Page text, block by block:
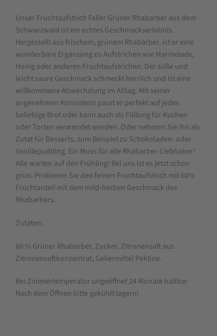
Fruchtaufstrich
Rhabarber
in
Grün
320
g,
wie
hausgemacht!
Unser Fruchtaufstrich Faller Grüner Rhabarber aus dem
Schwarzwald ist ein echtes Geschmackserlebnis.
Hergestellt aus frischem, grünem Rhabarber, ist er eine
wunderbare Ergänzung zu Aufstrichen wie Marmelade,
Honig oder anderen Fruchtaufstrichen. Der süße und
leicht saure Geschmack schmeckt herrlich und ist eine
willkommene Abwechslung im Alltag. Mit seiner
angenehmen Konsistenz passt er perfekt auf jedes
beliebige Brot oder kann auch als Füllung für Kuchen
oder Torten verwendet werden. Oder nehmen Sie ihn als
Zutat für Desserts, zum Beispiel zu Schokoladen- oder
Vanillepudding. Ein Muss für alle Rhabarber-Liebhaber!
Alle warten auf den Frühling! Bei uns ist es jetzt schon
grün. Probieren Sie den feinen Fruchtaufstrich mit 60%
Fruchtanteil mit dem mild-herben Geschmack des
Rhabarbers.
Zutaten:
60 % Grüner Rhabarber, Zucker, Zitronensaft aus
Zitronensaftkonzentrat, Geliermittel Pektine.
Bei Zimmertemperatur ungeöffnet 24 Monate haltbar
Nach dem Öffnen bitte gekühlt lagern!